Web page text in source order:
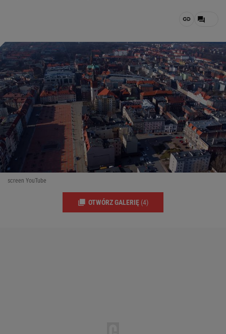
screen YouTube
OTWÓRZ GALERIĘ (4)